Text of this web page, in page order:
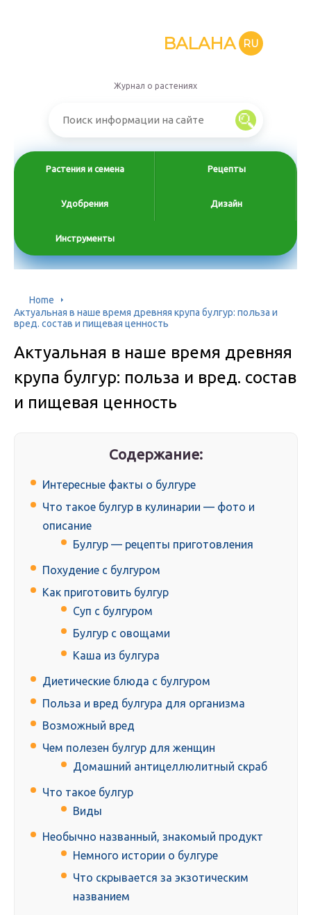
BALAHA RU
Журнал о растениях
Растения и семена Рецепты
Удобрения Дизайн
Инструменты
Home
Актуальная в наше время древняя крупа булгур: польза и
вред. состав и пищевая ценность
Актуальная в наше время древняя
крупа булгур: польза и вред. состав
и пищевая ценность
Содержание:
Интересные факты о булгуре
Что такое булгур в кулинарии — фото и
описание
Булгур — рецепты приготовления
Похудение с булгуром
Как приготовить булгур
Суп с булгуром
Булгур с овощами
Каша из булгура
Диетические блюда с булгуром
Польза и вред булгура для организма
Возможный вред
Чем полезен булгур для женщин
Домашний антицеллюлитный скраб
Что такое булгур
Виды
Необычно названный, знакомый продукт
Немного истории о булгуре
Что скрывается за экзотическим
названием